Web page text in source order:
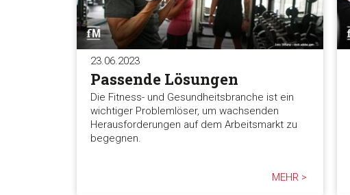
23.06.2023
Passende Lösungen
Die Fitness- und Gesundheitsbranche ist ein
wichtiger Problemlöser, um wachsenden
Herausforderungen auf dem Arbeitsmarkt zu
begegnen.
MEHR >